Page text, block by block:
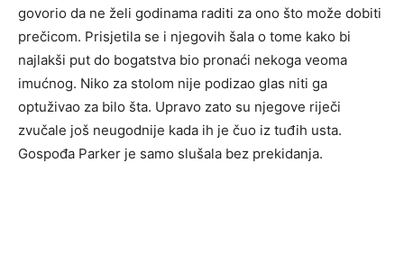
govorio da ne želi godinama raditi za ono što može dobiti
prečicom. Prisjetila se i njegovih šala o tome kako bi
najlakši put do bogatstva bio pronaći nekoga veoma
imućnog. Niko za stolom nije podizao glas niti ga
optuživao za bilo šta. Upravo zato su njegove riječi
zvučale još neugodnije kada ih je čuo iz tuđih usta.
Gospođa Parker je samo slušala bez prekidanja.